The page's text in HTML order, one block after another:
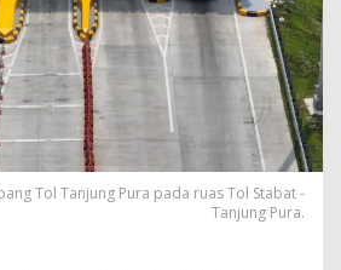
Tol Tanjung Pura pada ruas Tol Stabat -
Tanjung Pura.